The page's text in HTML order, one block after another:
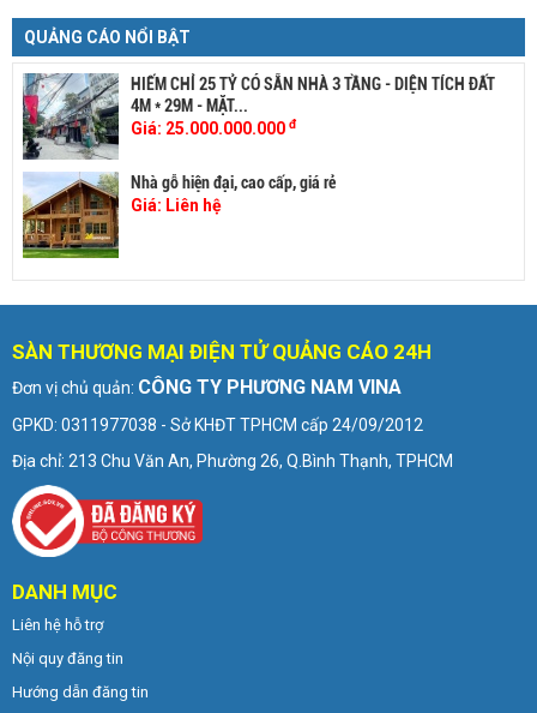
QUẢNG CÁO NỔI BẬT
HIẾM CHỈ 25 TỶ CÓ SẴN NHÀ 3 TẦNG - DIỆN TÍCH ĐẤT
4M * 29M - MẶT...
Giá: 25.000.000.000 đ
Nhà gỗ hiện đại, cao cấp, giá rẻ
Giá: Liên hệ
SÀN THƯƠNG MẠI ĐIỆN TỬ QUẢNG CÁO 24H
Đơn vị chủ quản: CÔNG TY PHƯƠNG NAM VINA
GPKD: 0311977038 - Sở KHĐT TPHCM cấp 24/09/2012
Địa chỉ: 213 Chu Văn An, Phường 26, Q.Bình Thạnh, TPHCM
DANH MỤC
Liên hệ hỗ trợ
Nội quy đăng tin
Hướng dẫn đăng tin